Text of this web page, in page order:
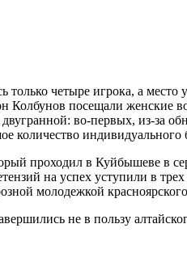
только четыре игрока, а
посещали женские
во-первых, из-за
количество индивидуального
проходил в Куйбышеве в
на успех уступили в
молодежкой
не в пользу